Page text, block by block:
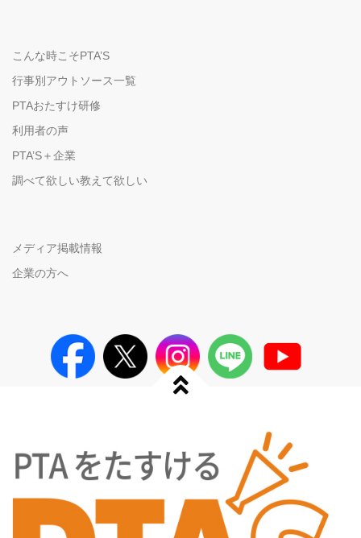
こんな時こそPTA’S
行事別アウトソース一覧
PTAおたすけ研修
利用者の声
PTA’S＋企業
調べて欲しい教えて欲しい
メディア掲載情報
企業の方へ